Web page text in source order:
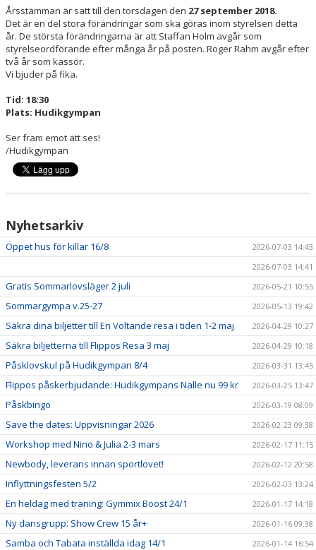
HYRA/BOKNING
KLÄDBESTÄLLNING
LEDARE
GDPR
PRESS
Årsstämman är satt till den torsdagen den 27 september 2018.
Det är en del stora förändringar som ska göras inom styrelsen detta
år. De största förändringarna är att Staffan Holm avgår som
styrelseordförande efter många år på posten. Roger Rahm avgår efter
två år som kassör.
Vi bjuder på fika.
Tid: 18:30
Plats: Hudikgympan
Ser fram emot att ses!
/Hudikgympan
Nyhetsarkiv
Öppet hus för killar 16/8
2026-07-03 14:43
2026-07-03 14:41
Gratis Sommarlovsläger 2 juli 2026-05-21 10:55
Sommargympa v.25-27 2026-05-13 19:42
Säkra dina biljetter till En Voltande resa i tiden 1-2 maj 2026-04-29 10:27
Säkra biljetterna till Flippos Resa 3 maj 2026-04-29 10:18
Påsklovskul på Hudikgympan 8/4 2026-03-31 13:45
Flippos påskerbjudande: Hudikgympans Nalle nu 99 kr 2026-03-25 13:47
Påskbingo 2026-03-19 08:09
Save the dates: Uppvisningar 2026 2026-02-23 09:38
Workshop med Nino & Julia 2-3 mars 2026-02-17 11:15
Newbody, leverans innan sportlovet! 2026-02-12 20:58
Inflyttningsfesten 5/2 2026-02-03 13:24
En heldag med träning: Gymmix Boost 24/1 2026-01-17 14:18
Ny dansgrupp: Show Crew 15 år+ 2026-01-16 09:38
Samba och Tabata inställda idag 14/1 2026-01-14 16:54